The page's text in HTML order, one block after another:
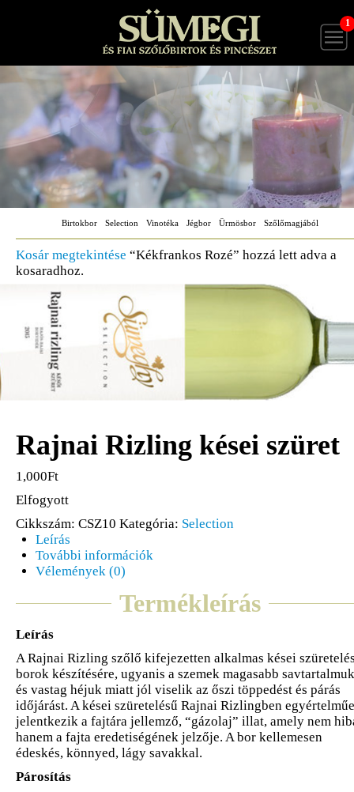
1
Birtokbor Selection Vinotéka Jégbor Ürmösbor Szőlőmagjából
Kosár megtekintése “Kékfrankos Rozé” hozzá lett adva a
kosaradhoz.
Rajnai Rizling kései szüret
1,000Ft
Elfogyott
Cikkszám: CSZ10 Kategória: Selection
Leírás
További információk
Vélemények (0)
Termékleírás
Leírás
A Rajnai Rizling szőlő kifejezetten alkalmas kései
borok készítésére, ugyanis a szemek magasabb savtartalmuk
és vastag héjuk miatt jól viselik az őszi töppedést és párás
időjárást. A kései szüretelésű Rajnai Rizlingben
jelentkezik a fajtára jellemző, “gázolaj” illat, amely nem
hanem a fajta eredetiségének jelzője. A bor kellemesen
édeskés, könnyed, lágy savakkal.
Párosítás